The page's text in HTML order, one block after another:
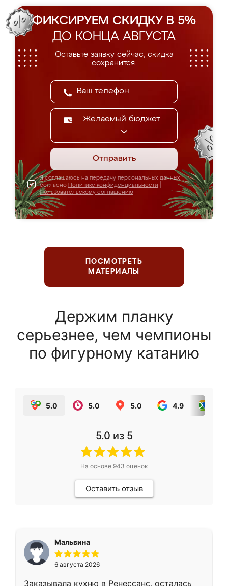
ФИКСИРУЕМ СКИДКУ В 5%
ДО КОНЦА АВГУСТА
Оставьте заявку сейчас, скидка
сохранится.
Желаемый бюджет
Отправить
Я соглашаюсь на передачу персональных данных
согласно Политике конфиденциальности
Пользовательскому соглашению
ПОСМОТРЕТЬ
МАТЕРИАЛЫ
Держим планку
серьезнее, чем чемпионы
по фигурному катанию
5.0 5.0 5.0 4.9
5.0 из 5
На основе 943 оценок
Оставить отзыв
Мальвина
6 августа 2026
Заказывала кухню в Ренессанс, осталась